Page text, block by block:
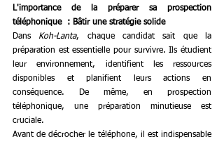
L'importance de la préparer sa prospection
téléphonique  : Bâtir une stratégie solide
Dans Koh-Lanta, chaque candidat sait que la
préparation est essentielle pour survivre. Ils étudient
leur environnement, identifient les ressources
disponibles et planifient leurs actions en
conséquence. De même, en prospection
téléphonique, une préparation minutieuse est
cruciale.
Avant de décrocher le téléphone, il est indispensable